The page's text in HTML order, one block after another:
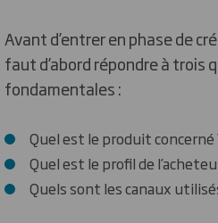
Avant d’entrer en phase de
faut d’abord répondre à trois
fondamentales :
Quel est le produit concerné
Quel est le profil de
Quels sont les canaux